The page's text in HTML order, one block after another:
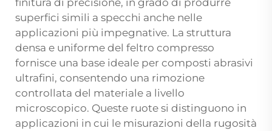
superfici simili a specchi anche nelle
applicazioni più impegnative. La struttura
densa e uniforme del feltro compresso
fornisce una base ideale per composti abrasivi
ultrafini, consentendo una rimozione
controllata del materiale a livello
microscopico. Queste ruote si distinguono in
applicazioni in cui le misurazioni della rugosità